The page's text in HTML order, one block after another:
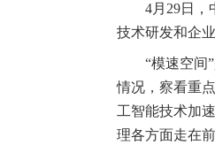
4月29日，
技术研发和企
“模速空间
情况，察看重
工智能技术加
理各方面走在